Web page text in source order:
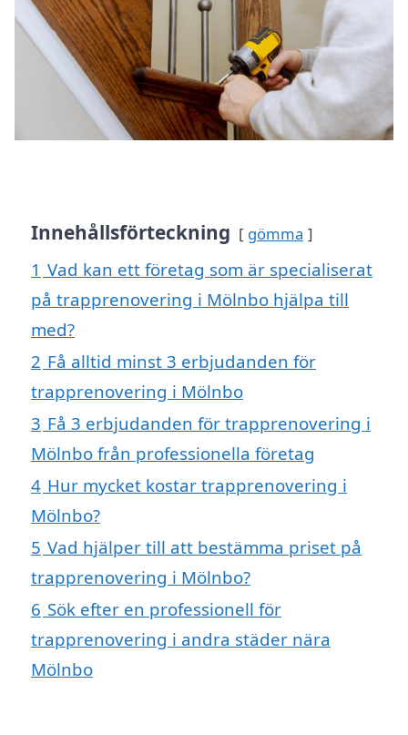
Innehållsförteckning gömma
1 Vad kan ett företag som är specialiserat
på trapprenovering i Mölnbo hjälpa till
med?
2 Få alltid minst 3 erbjudanden för
trapprenovering i Mölnbo
3 Få 3 erbjudanden för trapprenovering i
Mölnbo från professionella företag
4 Hur mycket kostar trapprenovering i
Mölnbo?
5 Vad hjälper till att bestämma priset på
trapprenovering i Mölnbo?
6 Sök efter en professionell för
trapprenovering i andra städer nära
Mölnbo